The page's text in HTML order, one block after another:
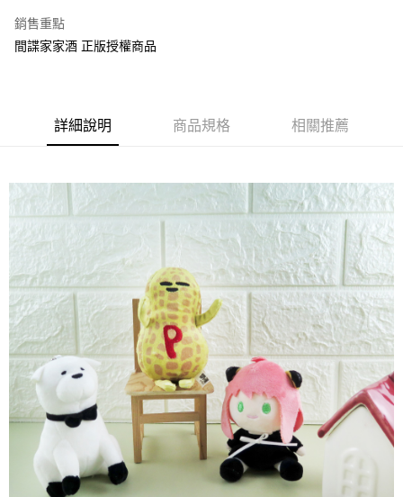
相關說明
AFTEE先享後付是「在收到商品之後才付款」的支付方式。 讓您購物簡單
３．安心：先確認商品／服務後，再付款。
【「AFTEE先享後付」結帳流程】
結帳頁面，進行簡訊認證並確認金額後，即可完成結帳。
２．訂單成立數日內，您將收到繳費通知簡訊。
３．收到繳費通知簡訊後14天內，點擊此簡訊中的連結，可透過四大超商／
ATM／網路銀行／等多元方式進行付款，方視為交易完成。
※ 請注意：結帳手續完成當下不需立刻繳費，但若您需要取消訂單，請聯絡
購買商品的店家。未經商家同意取消之訂單仍視為有效，需透過AFTEE先享
後付繳納相關費用。
※ 交易是否成功請以「AFTEE先享後付 」之結帳頁面顯示為準，若有關於
是否繳費成功／繳費後需取消欲退款等相關疑問，請聯繫「AFTEE先享後付
客戶支援中心」
https://netprotections.freshdesk.com/support/home
【注意事項】
１．透過由恩沛科技股份有限公司提供之「AFTEE先享後付」服務完成之交
易，需依本服務之必要範圍內提供個人資料，並將交易相關給付款項請求債
權轉讓予恩沛科技股份有限公司。
２．關於個人資料處理事宜，請瀏覽以下網址：
https://aftee.tw/terms/#terms3
３．未成年的使用者請事先徵得法定代理人或監護人之同意方可使用
「AFTEE先享後付」，若未經同意申辦者引起之損失，本公司不負相關責
任。
ATM付款
全家付款取貨
每筆NT$60，滿NT$499(含以上)免運費
每筆NT$60，滿NT$499(含以上)免運費
7-11付款取貨
每筆NT$60，滿NT$499(含以上)免運費
付款後7-11取貨
每筆NT$60，滿NT$499(含以上)免運費
宅配
每筆NT$120，滿NT$499(含以上)免運費
海外宅配 查看運費
銷售重點
間諜家家酒 正版授權商品
詳細說明 商品規格 相關推薦